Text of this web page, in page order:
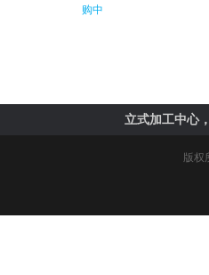
购中
立式加工中心
版权